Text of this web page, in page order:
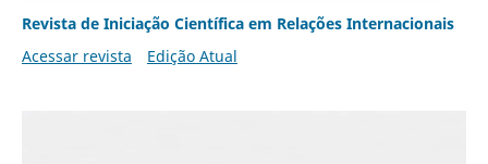
Revista de Iniciação Científica em Relações Internacionais
Acessar revista
Edição Atual